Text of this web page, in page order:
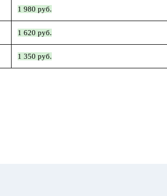
1 980 руб.
1 620 руб.
1 350 руб.